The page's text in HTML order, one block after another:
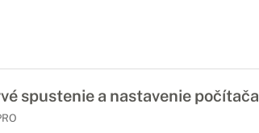
spustenie a nastavenie počítača